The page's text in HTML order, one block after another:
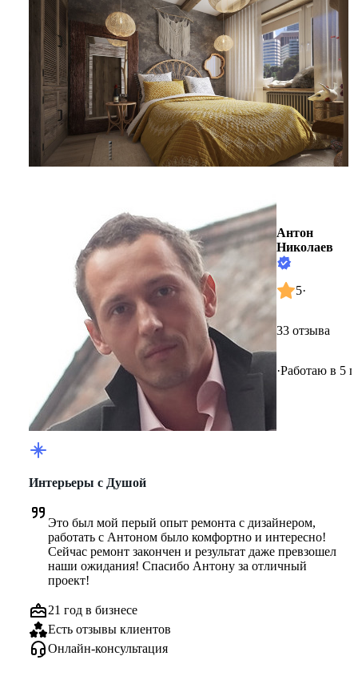
Антон
Николаев
5·
33 отзыва
·Работаю в 5
Интерьеры с Душой
Это был мой перый опыт ремонта с дизайнером,
работать с Антоном было комфортно и интересно!
Сейчас ремонт закончен и результат даже превзошел
наши ожидания! Спасибо Антону за отличный
проект!
21 год в бизнесе
Есть отзывы клиентов
Онлайн-консультация